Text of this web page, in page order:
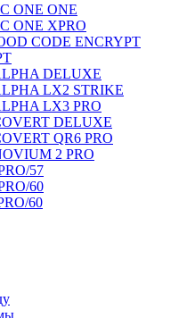
ONE ONE
ONE XPRO
CODE ENCRYPT
DELUXE
LX2 STRIKE
LX3 PRO
DELUXE
QR6 PRO
2 PRO
57
60
60